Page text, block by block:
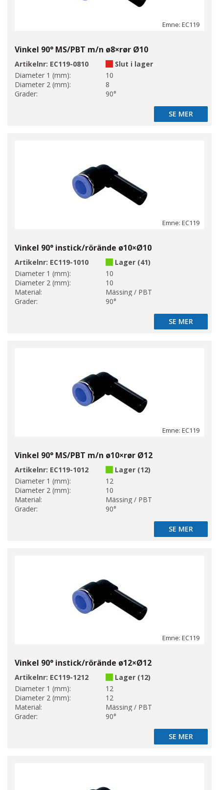
Emne: EC119
Vinkel 90° MS/PBT m/n ø8×rør Ø10
Artikelnr: EC119-0810
Slut i lager
Diameter 1 (mm):
10
Diameter 2 (mm):
8
Grader:
90°
SE MER
SE MER
Emne: EC119
Vinkel 90° instick/rörände ø10×Ø10
Artikelnr: EC119-1010
Lager (41)
Diameter 1 (mm):
10
Diameter 2 (mm):
10
Material:
Mässing / PBT
Grader:
90°
SE MER
SE MER
Emne: EC119
Vinkel 90° MS/PBT m/n ø10×rør Ø12
Artikelnr: EC119-1012
Lager (12)
Diameter 1 (mm):
12
Diameter 2 (mm):
10
Material:
Mässing / PBT
Grader:
90°
SE MER
SE MER
Emne: EC119
Vinkel 90° instick/rörände ø12×Ø12
Artikelnr: EC119-1212
Lager (12)
Diameter 1 (mm):
12
Diameter 2 (mm):
12
Material:
Mässing / PBT
Grader:
90°
SE MER
SE MER